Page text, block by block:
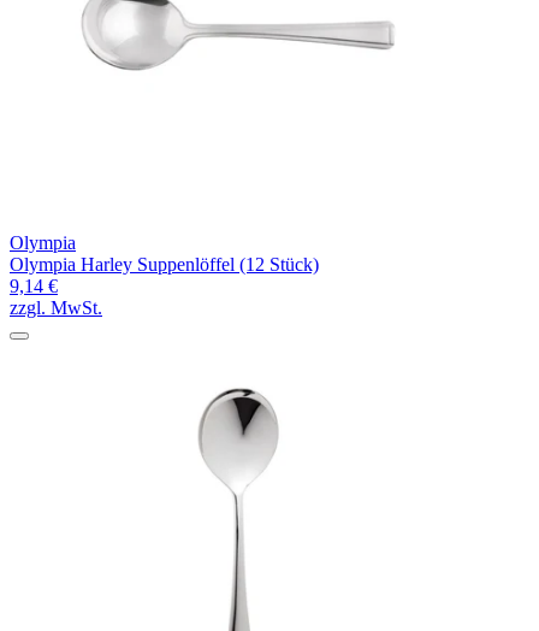
Olympia
Olympia Harley Suppenlöffel (12 Stück)
9,14 €
zzgl. MwSt.